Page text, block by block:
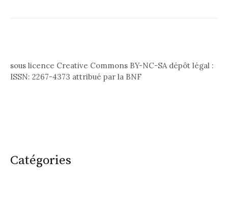
sous licence Creative Commons BY-NC-SA dépôt légal :
ISSN: 2267-4373 attribué par la BNF
Catégories